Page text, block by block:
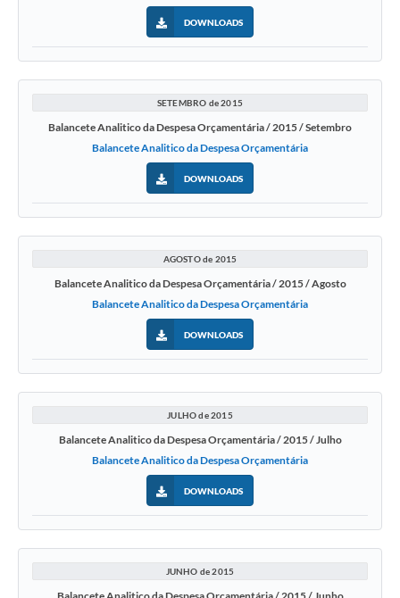
DOWNLOADS
SETEMBRO de 2015
Balancete Analitico da Despesa Orçamentária / 2015 / Setembro
Balancete Analitico da Despesa Orçamentária
DOWNLOADS
AGOSTO de 2015
Balancete Analitico da Despesa Orçamentária / 2015 / Agosto
Balancete Analitico da Despesa Orçamentária
DOWNLOADS
JULHO de 2015
Balancete Analitico da Despesa Orçamentária / 2015 / Julho
Balancete Analitico da Despesa Orçamentária
DOWNLOADS
JUNHO de 2015